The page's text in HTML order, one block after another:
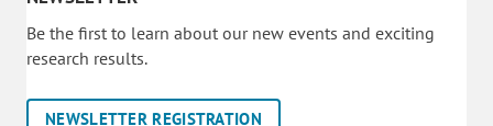
Be the first to learn about our new events and exciting
research results.
NEWSLETTER REGISTRATION